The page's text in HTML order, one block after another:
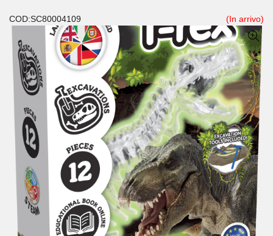
COD:SC80004109 (In arrivo)